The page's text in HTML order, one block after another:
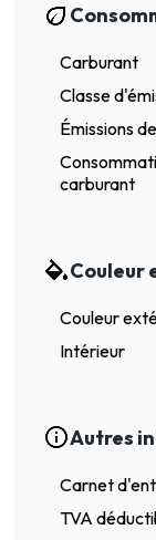
Carburant
Classe
Émissions
carburant
Couleur
Couleur
Intérieur
Autres
Carnet
TVA